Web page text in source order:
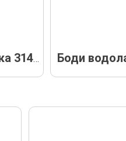
Боди водолазка 31433